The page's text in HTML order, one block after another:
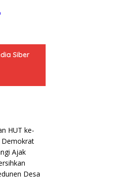
Siber